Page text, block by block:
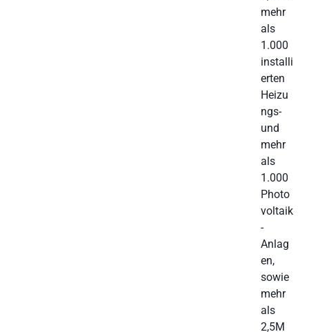
mehr
als
1.000
installi
erten
Heizu
ngs-
und
mehr
als
1.000
Photo
voltaik
-
Anlag
en,
sowie
mehr
als
2,5M